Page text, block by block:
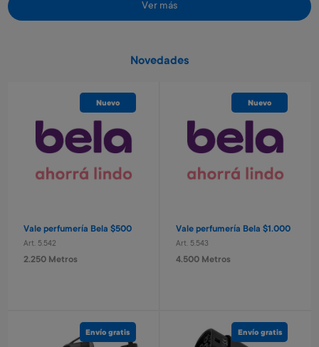
Casco con luz azul
Art. 684
7.100 Metros
Casco con luz rosa
Art. 2.266
7.100 Metros
Ver más
Novedades
Nuevo
Vale perfumería Bela $500
Art. 5.542
2.250 Metros
Nuevo
Vale perfumería Bela $1.000
Art. 5.543
4.500 Metros
Envío gratis Envío gratis